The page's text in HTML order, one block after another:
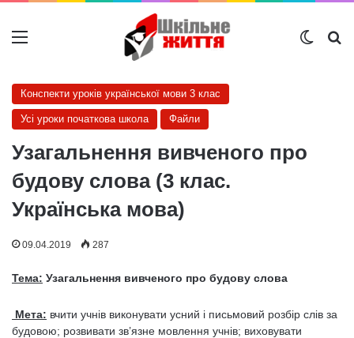
Меню
Конспекти уроків української мови 3 клас
Усі уроки початкова школа Файли
Узагальнення вивченого про
будову слова (3 клас.
Українська мова)
09.04.2019 287
Тема: Узагальнення вивченого про будову слова
Мета: вчити учнів виконувати усний і письмовий розбір слів за
будовою; розвивати зв’язне мовлення учнів; виховувати